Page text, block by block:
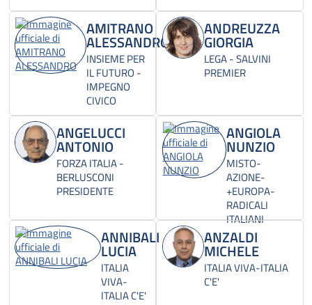
AMITRANO
ALESSANDRO
INSIEME PER
IL FUTURO -
IMPEGNO
CIVICO
ANDREUZZA
GIORGIA
LEGA - SALVINI
PREMIER
ANGELUCCI
ANTONIO
FORZA ITALIA -
BERLUSCONI
PRESIDENTE
ANGIOLA
NUNZIO
MISTO-
AZIONE-
+EUROPA-
RADICALI
ITALIANI
ANNIBALI
LUCIA
ITALIA
VIVA-
ITALIA C'E'
ANZALDI
MICHELE
ITALIA VIVA-ITALIA
C'E'